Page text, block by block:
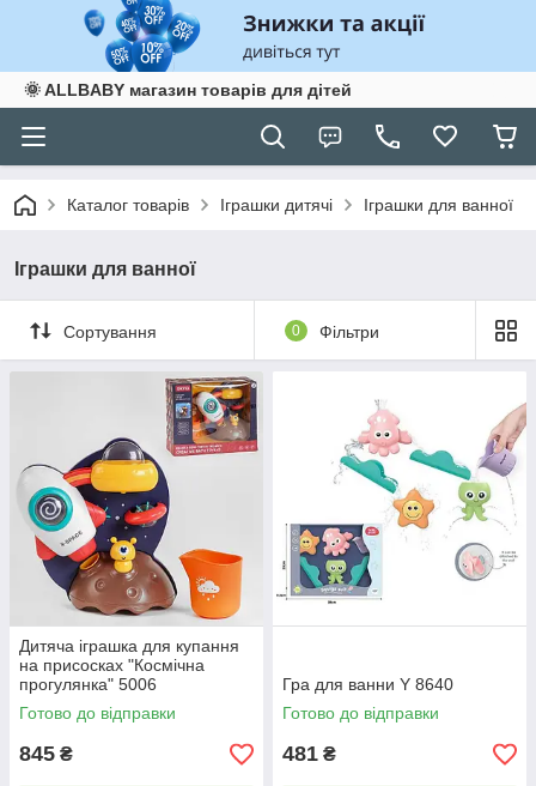
🌞 ALLBABY магазин товарів для дітей
Каталог товарів Іграшки дитячі Іграшки для ванної
Іграшки для ванної
Сортування 0 Фільтри
Дитяча іграшка для купання
на присосках "Космічна
прогулянка" 5006
Готово до відправки
845 ₴
Гра для ванни Y 8640
Готово до відправки
481 ₴